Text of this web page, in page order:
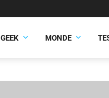
GEEK MONDE